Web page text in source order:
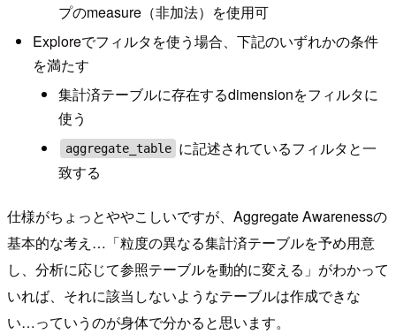
プのmeasure（非加法）を使用可
Exploreでフィルタを使う場合、下記のいずれかの条件
を満たす
集計済テーブルに存在するdimensionをフィルタに
使う
aggregate_table に記述されているフィルタと一
致する
仕様がちょっとややこしいですが、Aggregate Awarenessの
基本的な考え…「粒度の異なる集計済テーブルを予め用意
し、分析に応じて参照テーブルを動的に変える」がわかって
いれば、それに該当しないようなテーブルは作成できな
い…っていうのが身体で分かると思います。